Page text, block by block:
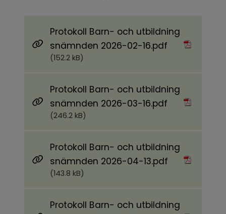
Protokoll Barn- och utbildning
snämnden 2026-02-16.pdf Pdf, 152.2 kB.
(152.2 kB)
Protokoll Barn- och utbildning
snämnden 2026-03-16.pdf Pdf, 246.2 kB.
(246.2 kB)
Protokoll Barn- och utbildning
snämnden 2026-04-13.pdf Pdf, 143.8 kB.
(143.8 kB)
Protokoll Barn- och utbildning